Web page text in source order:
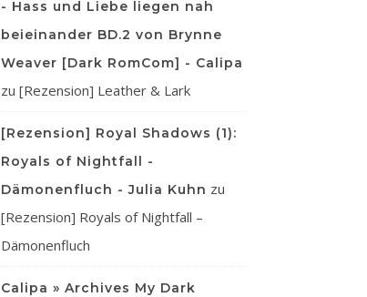
- Hass und Liebe liegen nah
beieinander BD.2 von Brynne
Weaver [Dark RomCom] - Calipa
zu [Rezension] Leather & Lark
[Rezension] Royal Shadows (1):
Royals of Nightfall -
Dämonenfluch - Julia Kuhn zu
[Rezension] Royals of Nightfall –
Dämonenfluch
Calipa » Archives My Dark